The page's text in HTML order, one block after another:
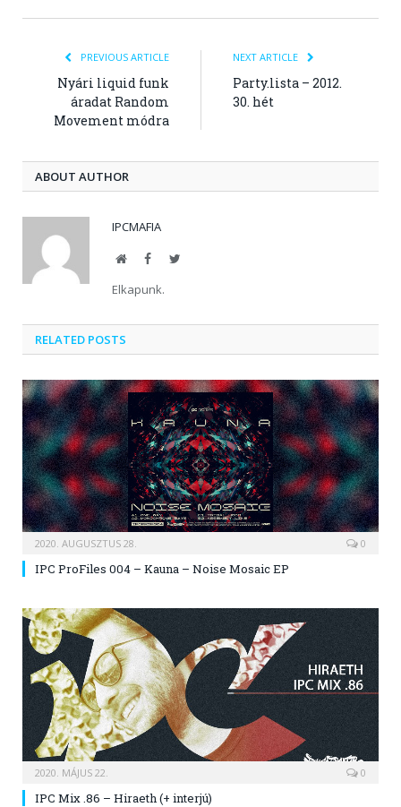
PREVIOUS ARTICLE
Nyári liquid funk
áradat Random
Movement módra
NEXT ARTICLE
Party.lista – 2012.
30. hét
ABOUT AUTHOR
IPCMAFIA
WebsiteFacebookTwitter
Elkapunk.
RELATED POSTS
2020. AUGUSZTUS 28. 0
IPC ProFiles 004 – Kauna – Noise Mosaic EP
2020. MÁJUS 22. 0
IPC Mix .86 – Hiraeth (+ interjú)